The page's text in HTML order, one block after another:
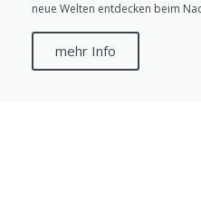
neue Welten entdecken beim
mehr Info